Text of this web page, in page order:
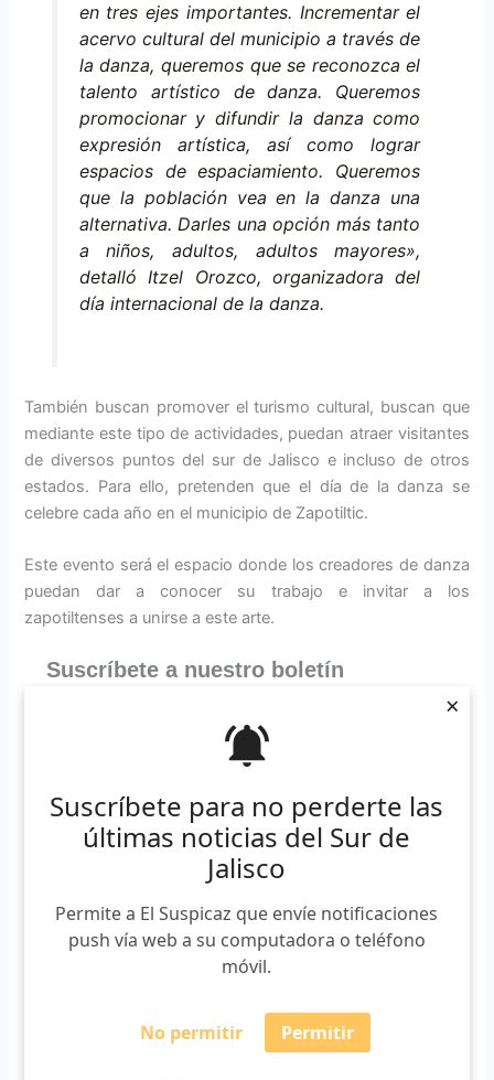
Suscríbete para no perderte las
últimas noticias del Sur de
Jalisco
Permite a El Suspicaz que envíe notificaciones
push vía web a su computadora o teléfono
móvil.
No permitir Permitir
×
en tres ejes importantes. Incrementar el
acervo cultural del municipio a través de
la danza, queremos que se reconozca el
talento artístico de danza. Queremos
promocionar y difundir la danza como
expresión artística, así como lograr
espacios de espaciamiento. Queremos
que la población vea en la danza una
alternativa. Darles una opción más tanto
a niños, adultos, adultos mayores»,
detalló Itzel Orozco, organizadora del
día internacional de la danza.
También buscan promover el turismo cultural, buscan que
mediante este tipo de actividades, puedan atraer visitantes
de diversos puntos del sur de Jalisco e incluso de otros
estados. Para ello, pretenden que el día de la danza se
celebre cada año en el municipio de Zapotiltic.
Este evento será el espacio donde los creadores de danza
puedan dar a conocer su trabajo e invitar a los
zapotiltenses a unirse a este arte.
Suscríbete a nuestro boletín
lunes 29 de abril a partir de las 7 de la tarde en el foro de
Arte y Cultura de Zapotiltic.
grupos de danza de Zapotiltic. Serán cinco bloques de
presentaciones, comenzando con danza folclórica, con